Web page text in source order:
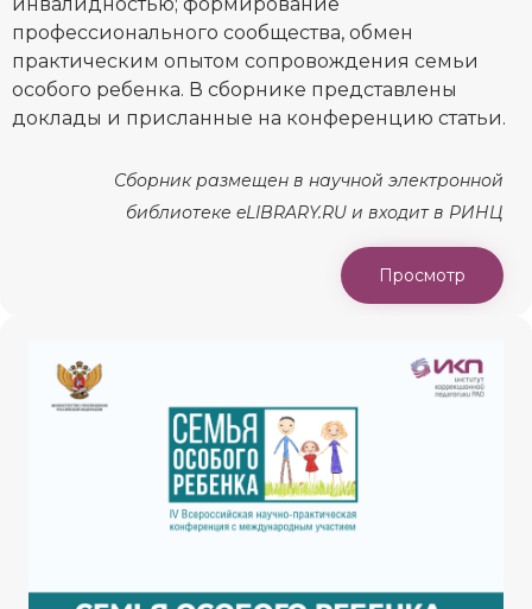
инвалидностью; формирование
профессионального сообщества, обмен
практическим опытом сопровождения семьи
особого ребенка. В сборнике представлены
доклады и присланные на конференцию статьи.
Сборник размещен в научной электронной
библиотеке eLIBRARY.RU и входит в РИНЦ
Просмотр